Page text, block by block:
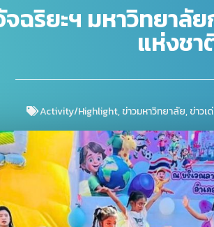
ฉริยะฯ มหาวิทยาลั
แห่งชา
Activity/Highlight,ข่าวมหาวิทยาลัย,ข่าวเ